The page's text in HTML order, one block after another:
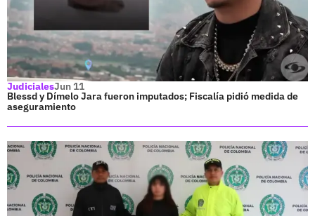
JudicialesJun 11
Blessd y Dímelo Jara fueron imputados; Fiscalía pidió medida de
aseguramiento